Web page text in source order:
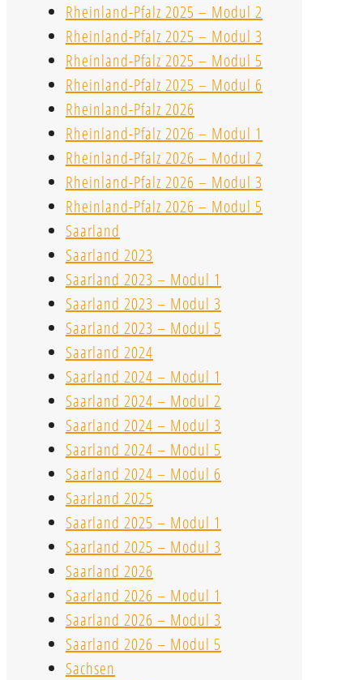
Rheinland-Pfalz 2025 – Modul 2
Rheinland-Pfalz 2025 – Modul 3
Rheinland-Pfalz 2025 – Modul 5
Rheinland-Pfalz 2025 – Modul 6
Rheinland-Pfalz 2026
Rheinland-Pfalz 2026 – Modul 1
Rheinland-Pfalz 2026 – Modul 2
Rheinland-Pfalz 2026 – Modul 3
Rheinland-Pfalz 2026 – Modul 5
Saarland
Saarland 2023
Saarland 2023 – Modul 1
Saarland 2023 – Modul 3
Saarland 2023 – Modul 5
Saarland 2024
Saarland 2024 – Modul 1
Saarland 2024 – Modul 2
Saarland 2024 – Modul 3
Saarland 2024 – Modul 5
Saarland 2024 – Modul 6
Saarland 2025
Saarland 2025 – Modul 1
Saarland 2025 – Modul 3
Saarland 2026
Saarland 2026 – Modul 1
Saarland 2026 – Modul 3
Saarland 2026 – Modul 5
Sachsen